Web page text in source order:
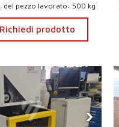
del pezzo lavorato: 500 kg
Richiedi prodotto
›